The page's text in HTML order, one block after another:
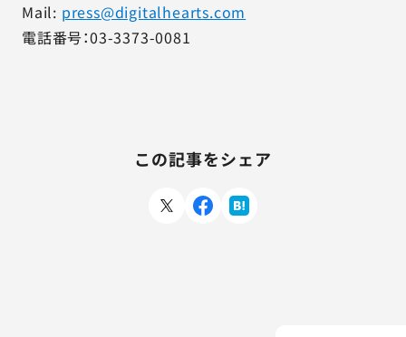
Mail: press@digitalhearts.com
電話番号：03-3373-0081
この記事をシェア